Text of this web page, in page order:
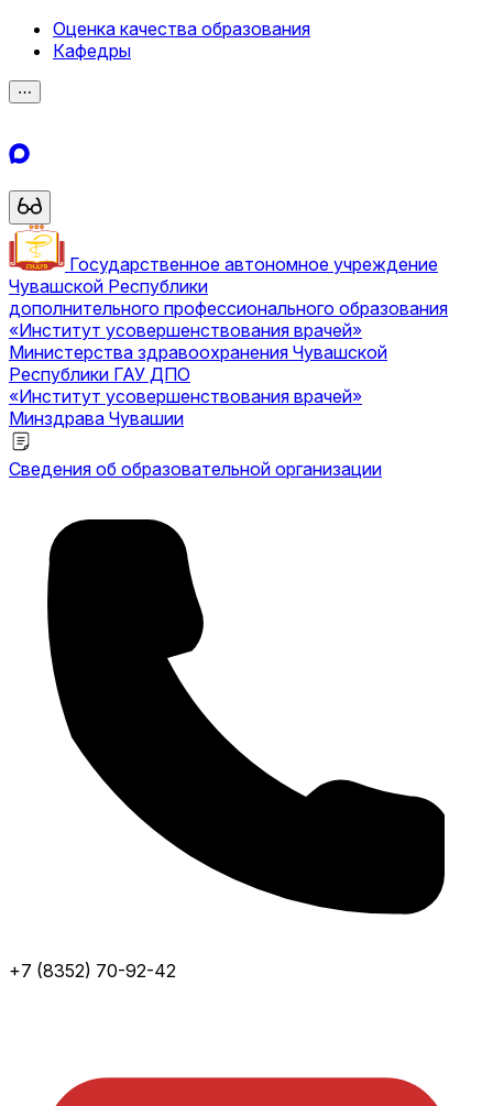
Оценка качества образования
Кафедры
⋯
Государственное автономное учреждение
Чувашской Республики
дополнительного профессионального образования
«Институт усовершенствования врачей»
Министерства здравоохранения Чувашской
Республики ГАУ ДПО
«Институт усовершенствования врачей»
Минздрава Чувашии
Сведения об образовательной организации
+7 (8352) 70-92-42